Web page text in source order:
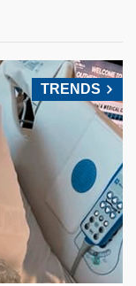
TRENDS